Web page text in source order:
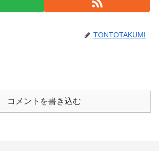
TONTOTAKUMI
コメントを書き込む